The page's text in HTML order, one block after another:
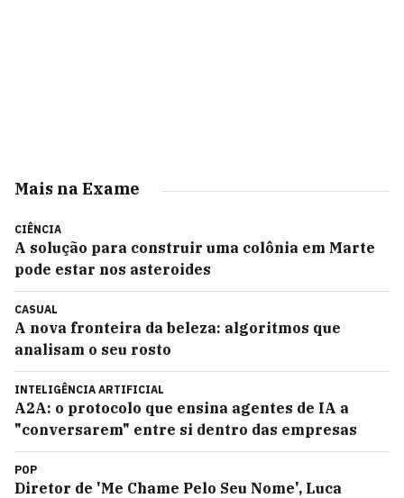
Mais na Exame
CIÊNCIA
A solução para construir uma colônia em Marte
pode estar nos asteroides
CASUAL
A nova fronteira da beleza: algoritmos que
analisam o seu rosto
INTELIGÊNCIA ARTIFICIAL
A2A: o protocolo que ensina agentes de IA a
"conversarem" entre si dentro das empresas
POP
Diretor de 'Me Chame Pelo Seu Nome', Luca